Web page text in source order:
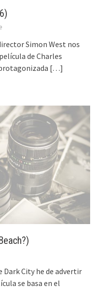
Simon West nos
de Charles
[…]
Dark City he de advertir
se basa en el